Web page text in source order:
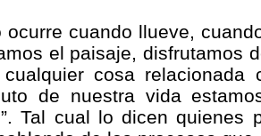
ocurre cuando llueve,
el paisaje, disfrutamos
cualquier cosa
de nuestra vida
Tal cual lo dicen quienes